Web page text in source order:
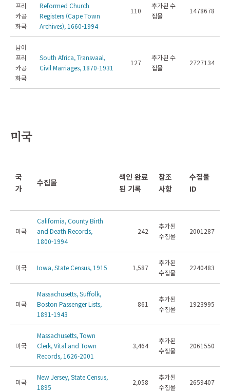
프리
카공
화국
Reformed Church
Registers (Cape Town
Archives), 1660-1994
110
추가된 수
집물
1478678
남아
프리
카공
화국
South Africa, Transvaal,
Civil Marriages, 1870-1931
127
추가된 수
집물
2727134
미국
국
가
수집물
색인 완료
된 기록
참조
사항
수집물
ID
미국
California, County Birth
and Death Records,
1800-1994
242
추가된
수집물
2001287
미국 Iowa, State Census, 1915 1,587
추가된
수집물
2240483
미국
Massachusetts, Suffolk,
Boston Passenger Lists,
1891-1943
861
추가된
수집물
1923995
미국
Massachusetts, Town
Clerk, Vital and Town
Records, 1626-2001
3,464
추가된
수집물
2061550
미국
New Jersey, State Census,
1895
2,058
추가된
수집물
2659407